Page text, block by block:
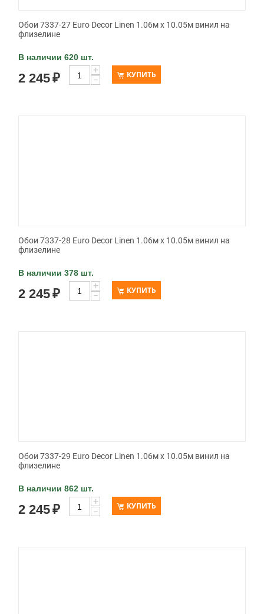
Обои 7337-27 Euro Decor Linen 1.06м x 10.05м винил на
флизелине
В наличии 620 шт.
2 245₽
+
−
КУПИТЬ
Обои 7337-28 Euro Decor Linen 1.06м x 10.05м винил на
флизелине
В наличии 378 шт.
2 245₽
+
−
КУПИТЬ
Обои 7337-29 Euro Decor Linen 1.06м x 10.05м винил на
флизелине
В наличии 862 шт.
2 245₽
+
−
КУПИТЬ